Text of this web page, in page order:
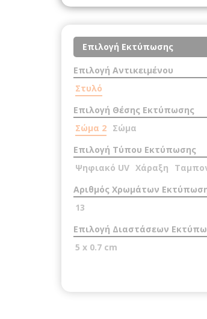
Επιλογή Εκτύπωσης
Επιλογή Αντικειμένου
Στυλό
Επιλογή Θέσης Εκτύπωσης
Σώμα 2 Σώμα
Επιλογή Τύπου Εκτύπωσης
Ψηφιακό UV Χάραξη
Αριθμός Χρωμάτων
13
Επιλογή Διαστάσεων
5 x 0.7 cm